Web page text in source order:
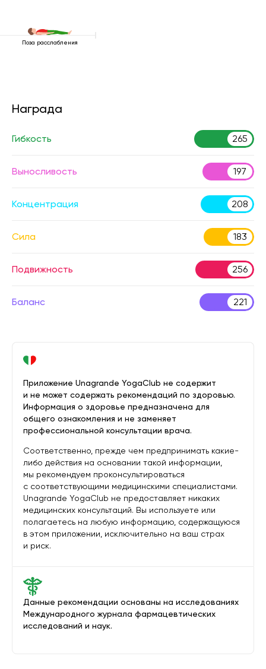
Поза расслабления
Награда
Гибкость 265
Выносливость 197
Концентрация 208
Сила 183
Подвижность 256
Баланс 221
Данные рекомендации основаны на исследованиях
Международного журнала фармацевтических
исследований и наук.
Приложение Unagrande YogaClub не содержит
и не может содержать рекомендаций по здоровью.
Информация о здоровье предназначена для
общего ознакомления и не заменяет
профессиональной консультации врача.
Соответственно, прежде чем предпринимать какие-
либо действия на основании такой информации,
мы рекомендуем проконсультироваться
с соответствующими медицинскими специалистами.
Unagrande YogaClub не предоставляет никаких
медицинских консультаций. Вы используете или
полагаетесь на любую информацию, содержащуюся
в этом приложении, исключительно на ваш страх
и риск.